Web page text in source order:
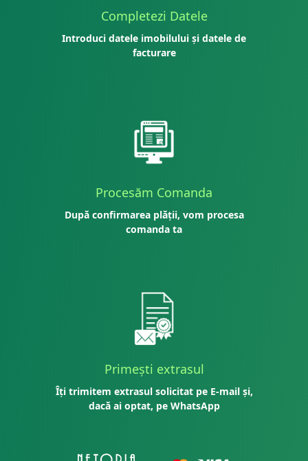
Completezi Datele
Introduci datele imobilului și datele de
facturare
Procesăm Comanda
După confirmarea plății, vom procesa
comanda ta
Primești extrasul
Îți trimitem extrasul solicitat pe E-mail și,
dacă ai optat, pe WhatsApp